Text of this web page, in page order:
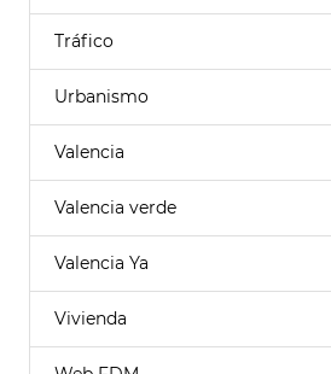
Tráfico
Urbanismo
Valencia
Valencia verde
Valencia Ya
Vivienda